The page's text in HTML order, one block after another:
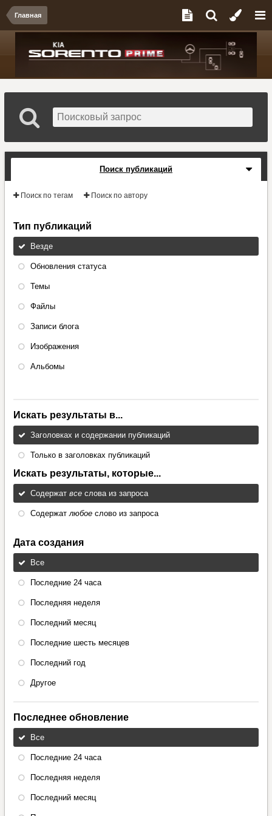
Главная
Поиск публикаций
Поиск по тегам Поиск по автору
Тип публикаций
Везде
Обновления статуса
Темы
Файлы
Записи блога
Изображения
Альбомы
Искать результаты в...
Заголовках и содержании публикаций
Только в заголовках публикаций
Искать результаты, которые...
Содержат все слова из запроса
Содержатлюбое слово из запроса
Дата создания
Все
Последние 24 часа
Последняя неделя
Последний месяц
Последние шесть месяцев
Последний год
Другое
Последнее обновление
Все
Последние 24 часа
Последняя неделя
Последний месяц